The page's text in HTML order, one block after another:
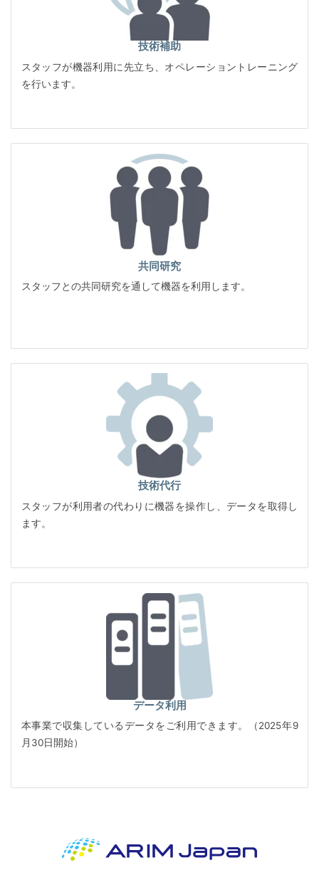
技術補助
スタッフが機器利用に先立ち、オペレーショントレーニング
を行います。
共同研究
スタッフとの共同研究を通して機器を利用します。
技術代行
スタッフが利用者の代わりに機器を操作し、データを取得し
ます。
データ利用
本事業で収集しているデータをご利用できます。（2025年9
月30日開始）